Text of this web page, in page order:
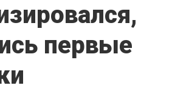
первые